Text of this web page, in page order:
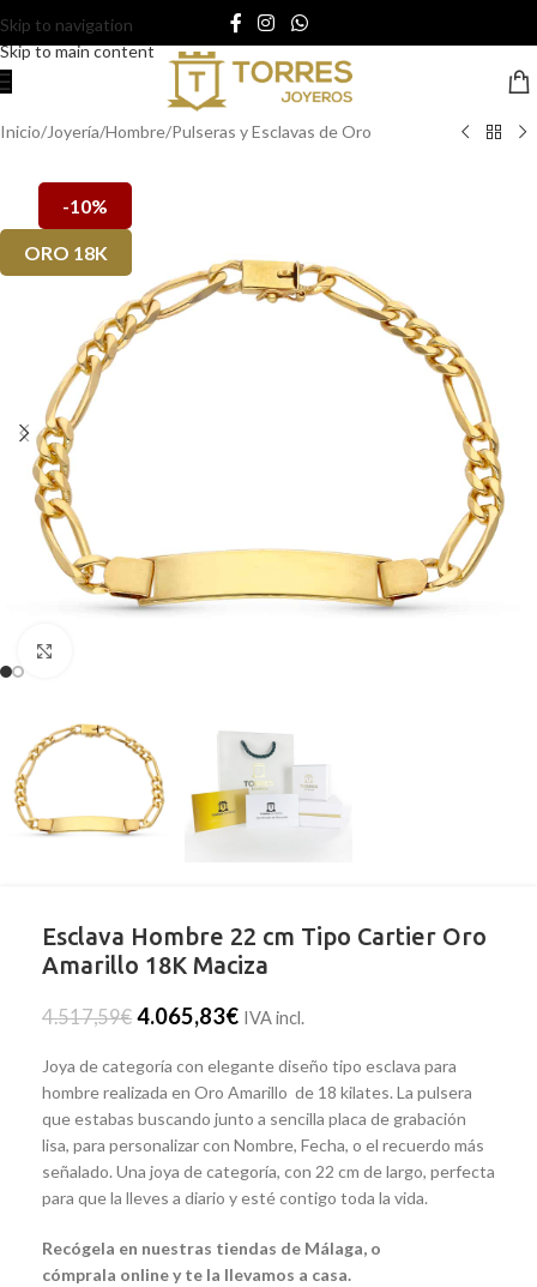
Skip to navigation
Skip to main content
Inicio/Joyería/Hombre/Pulseras y Esclavas de Oro
-10%
ORO 18K
Esclava Hombre 22 cm Tipo Cartier Oro
Amarillo 18K Maciza
4.517,59€ 4.065,83€ IVA incl.
Joya de categoría con elegante diseño tipo esclava para
hombre realizada en Oro Amarillo de 18 kilates. La pulsera
que estabas buscando junto a sencilla placa de grabación
lisa, para personalizar con Nombre, Fecha, o el recuerdo más
señalado. Una joya de categoría, con 22 cm de largo, perfecta
para que la lleves a diario y esté contigo toda la vida.
Recógela en nuestras tiendas de Málaga, o
cómprala online y te la llevamos a casa.